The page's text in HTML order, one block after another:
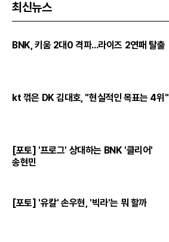
최신뉴스
BNK, 키움 2대0 격파...라이즈 2연패 탈출
kt 꺾은 DK 김대호, "현실적인 목표는 4위"
[포토] '프로그' 상대하는 BNK '클리어'
송현민
[포토] '유칼' 손우현, '빅라'는 뭐 할까